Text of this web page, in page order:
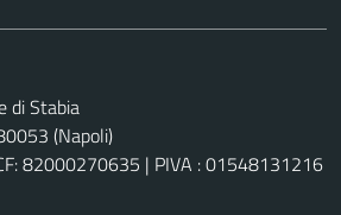
di Stabia
(Napoli)
82000270635 | PIVA : 01548131216